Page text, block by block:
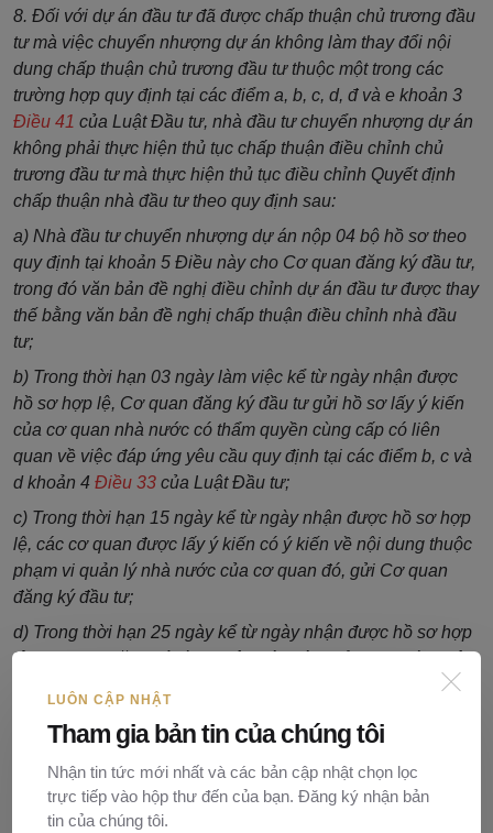
8. Đối với dự án đầu tư đã được chấp thuận chủ trương đầu
tư mà việc chuyển nhượng dự án không làm thay đổi nội
dung chấp thuận chủ trương đầu tư thuộc một trong các
trường hợp quy định tại các điểm a, b, c, d, đ và e khoản 3
Điều 41 của Luật Đầu tư, nhà đầu tư chuyển nhượng dự án
không phải thực hiện thủ tục chấp thuận điều chỉnh chủ
trương đầu tư mà thực hiện thủ tục điều chỉnh Quyết định
chấp thuận nhà đầu tư theo quy định sau:
a) Nhà đầu tư chuyển nhượng dự án nộp 04 bộ hồ sơ theo
quy định tại khoản 5 Điều này cho Cơ quan đăng ký đầu tư,
trong đó văn bản đề nghị điều chỉnh dự án đầu tư được thay
thế bằng văn bản đề nghị chấp thuận điều chỉnh nhà đầu
tư;
b) Trong thời hạn 03 ngày làm việc kể từ ngày nhận được
hồ sơ hợp lệ, Cơ quan đăng ký đầu tư gửi hồ sơ lấy ý kiến
của cơ quan nhà nước có thẩm quyền cùng cấp có liên
quan về việc đáp ứng yêu cầu quy định tại các điểm b, c và
d khoản 4 Điều 33 của Luật Đầu tư;
c) Trong thời hạn 15 ngày kể từ ngày nhận được hồ sơ hợp
lệ, các cơ quan được lấy ý kiến có ý kiến về nội dung thuộc
phạm vi quản lý nhà nước của cơ quan đó, gửi Cơ quan
đăng ký đầu tư;
d) Trong thời hạn 25 ngày kể từ ngày nhận được hồ sơ hợp
lệ, Cơ quan đăng ký đầu tư lập báo cáo thẩm định gồm nội
Điều 33
của Luật Đầu tư, trình Ủy ban nhân dân cấp tỉnh;
đ) Trong thời hạn 07 ngày làm việc kể từ ngày nhận được
hồ sơ và báo cáo thẩm định, Ủy ban nhân dân cấp tỉnh
quyết định chấp thuận điều chỉnh nhà đầu tư;
LUÔN CẬP NHẬT
Tham gia bản tin của chúng tôi
Nhận tin tức mới nhất và các bản cập nhật chọn lọc
trực tiếp vào hộp thư đến của bạn. Đăng ký nhận bản
tin của chúng tôi.